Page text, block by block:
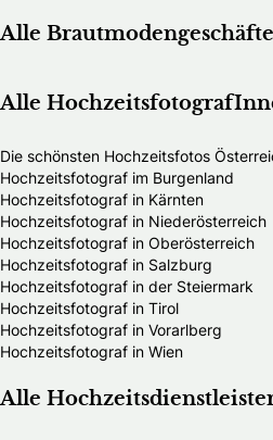
Alle
Alle
Die schönsten Hochzeitsfotos
Hochzeitsfotograf im Burgenland
Hochzeitsfotograf in Kärnten
Hochzeitsfotograf in Niederösterreich
Hochzeitsfotograf in Oberösterreich
Hochzeitsfotograf in Salzburg
Hochzeitsfotograf in der Steiermark
Hochzeitsfotograf in Tirol
Hochzeitsfotograf in Vorarlberg
Hochzeitsfotograf in Wien
Alle